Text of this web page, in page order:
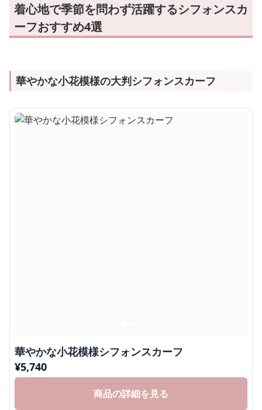
着心地で季節を問わず活躍するシフォンスカ
ーフおすすめ4選
華やかな小花模様の大判シフォンスカーフ
華やかな小花模様シフォンスカーフ
¥5,740
商品の詳細を見る